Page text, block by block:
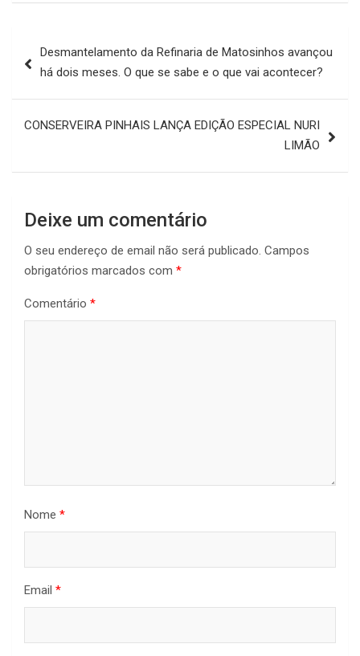
de
Desmantelamento da Refinaria de Matosinhos avançou
há dois meses. O que se sabe e o que vai acontecer?
CONSERVEIRA PINHAIS LANÇA EDIÇÃO ESPECIAL NURI
LIMÃO
Deixe um comentário
O seu endereço de email não será publicado. Campos
obrigatórios marcados com *
Comentário *
Nome *
Email *